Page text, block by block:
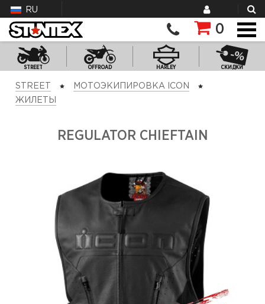
RU
0
STREET OFFROAD HARLEY СКИДКИ
STREET
МОТОЭКИПИРОВКА ICON
ЖИЛЕТЫ
REGULATOR CHIEFTAIN